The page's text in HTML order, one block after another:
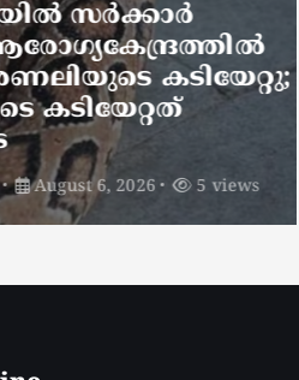
സര്‍ക്കാര്‍
കടിയേറ്റു;
6, 2026 5 views